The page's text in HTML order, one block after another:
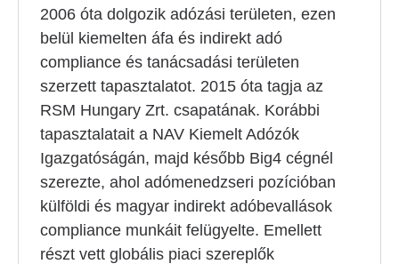
2006 óta dolgozik adózási területen, ezen
belül kiemelten áfa és indirekt adó
compliance és tanácsadási területen
szerzett tapasztalatot. 2015 óta tagja az
RSM Hungary Zrt. csapatának. Korábbi
tapasztalatait a NAV Kiemelt Adózók
Igazgatóságán, majd később Big4 cégnél
szerezte, ahol adómenedzseri pozícióban
külföldi és magyar indirekt adóbevallások
compliance munkáit felügyelte. Emellett
részt vett globális piaci szereplők